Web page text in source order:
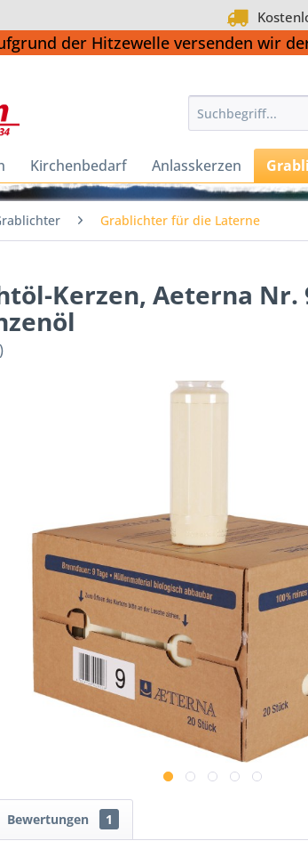
der Hitzewelle versenden wir
Kirchenbedarf Anlasskerzen
Grablichter für die Laterne
Kerzen, Aeterna
)
Bewertungen 1